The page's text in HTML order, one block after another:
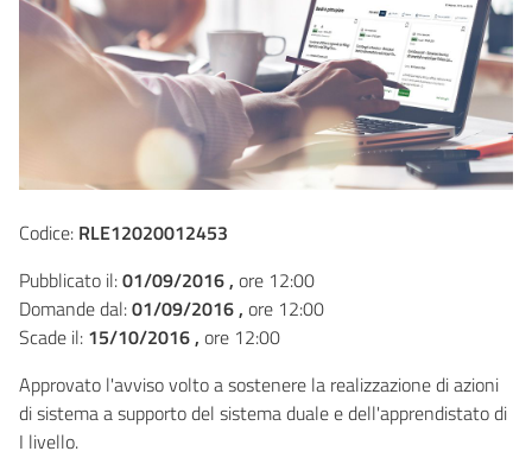
Codice: RLE12020012453
Pubblicato il:01/09/2016 , ore 12:00
Domande dal:01/09/2016 , ore 12:00
Scade il: 15/10/2016 , ore 12:00
Approvato l'avviso volto a sostenere la realizzazione di azioni
di sistema a supporto del sistema duale e dell'apprendistato di
I livello.